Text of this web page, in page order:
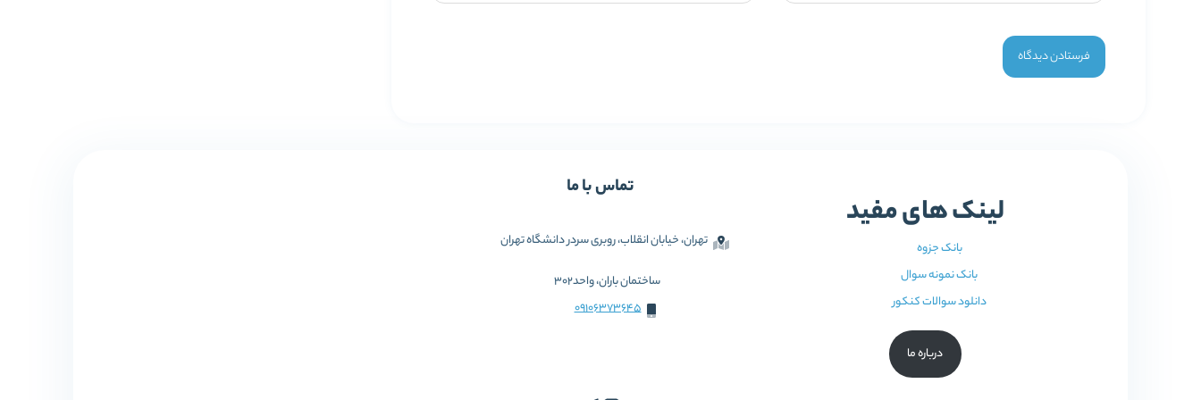
لینک های مفید
بانک جزوه
بانک نمونه سوال
دانلود سوالات کنکور
درباره ما
تماس با ما
تهران، خیابان انقلاب، روبری سردر دانشگاه تهران
ساختمان باران، واحد302
09106373645